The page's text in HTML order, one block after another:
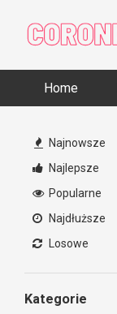
content
Home
Najnowsze
Najlepsze
Popularne
Najdłuższe
Losowe
Kategorie